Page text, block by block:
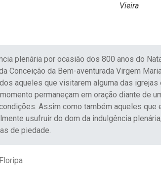
Vieira
plenária por ocasião dos 800 anos do
Conceição da Bem-aventurada Virgem
aqueles que visitarem alguma das
permaneçam em oração diante de
Assim como também aqueles que
usufruir do dom da indulgência
de piedade.